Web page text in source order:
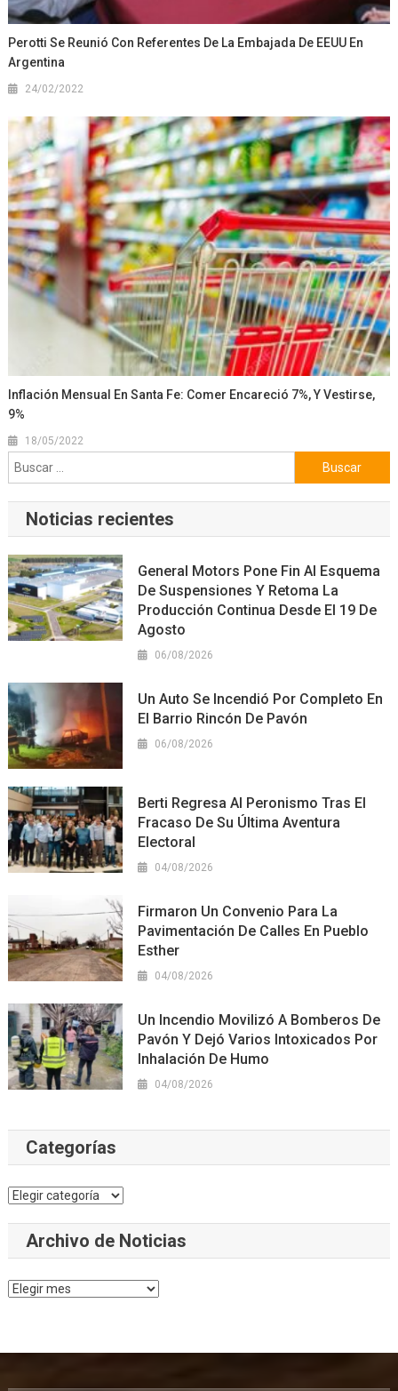
Perotti Se Reunió Con Referentes De La Embajada De EEUU En
Argentina
24/02/2022
Inflación Mensual En Santa Fe: Comer Encareció 7%, Y Vestirse,
9%
18/05/2022
Buscar:
Noticias recientes
General Motors Pone Fin Al Esquema
De Suspensiones Y Retoma La
Producción Continua Desde El 19 De
Agosto
06/08/2026
Un Auto Se Incendió Por Completo En
El Barrio Rincón De Pavón
06/08/2026
Berti Regresa Al Peronismo Tras El
Fracaso De Su Última Aventura
Electoral
04/08/2026
Firmaron Un Convenio Para La
Pavimentación De Calles En Pueblo
Esther
04/08/2026
Un Incendio Movilizó A Bomberos De
Pavón Y Dejó Varios Intoxicados Por
Inhalación De Humo
04/08/2026
Categorías
Categorías
Archivo de Noticias
Archivo